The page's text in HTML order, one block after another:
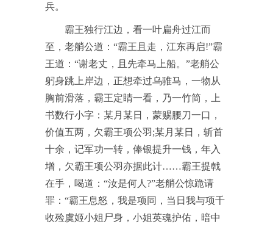
兵。
霸王独行江边，看一叶扁舟过江而
至，老艄公道：“霸王且走，江东再启!”霸
王道：“谢老丈，且先牵马上船。”老艄公
躬身跳上岸边，正想牵过乌骓马，一物从
胸前滑落，霸王定睛一看，乃一竹简，上
书数行小字：某月某日，蒙赐腰刀一口，
价值五两，欠霸王项公羽;某月某日，斩首
十余，记军功一转，俸银提升一钱，年入
增，欠霸王项公羽亦据此计……霸王提戟
在手，喝道：“汝是何人?”老艄公惊跪请
罪：“霸王息怒，我是项同，当日我与项千
收殓虞姬小姐尸身，小姐英魂护佑，暗中